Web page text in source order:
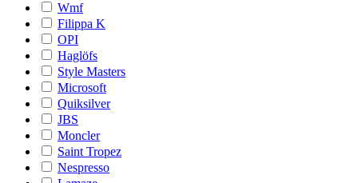
Wmf
Filippa K
OPI
Haglöfs
Style Masters
Microsoft
Quiksilver
JBS
Moncler
Saint Tropez
Nespresso